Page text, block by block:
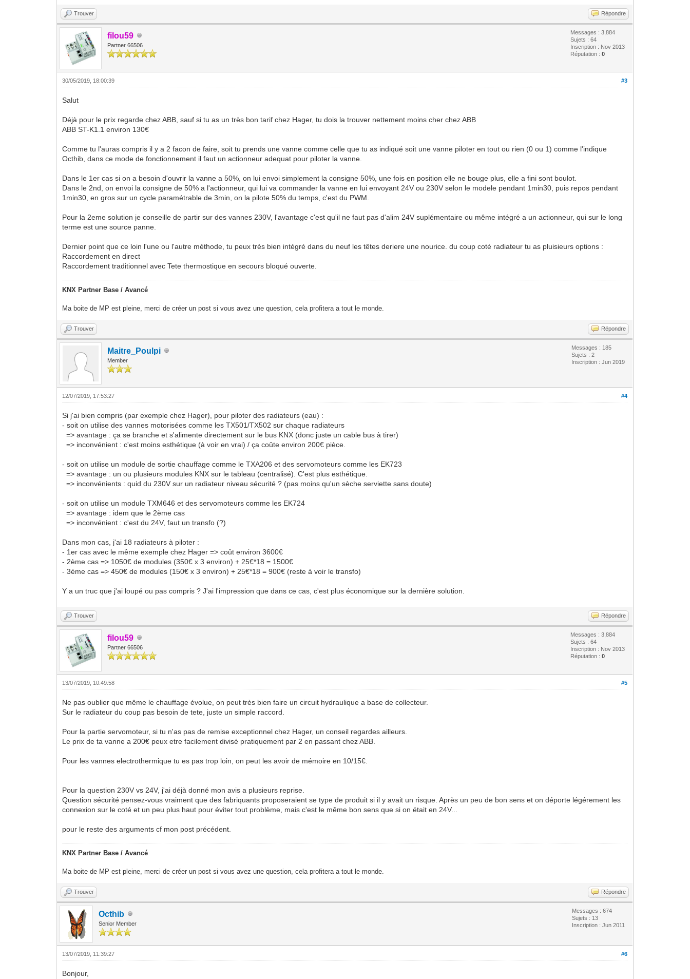
Trouver Répondre
filou59
Partner 66506
Messages : 3,884
Sujets : 64
Inscription : Nov 2013
Réputation :0
#3
30/05/2019, 18:00:39
Salut
Déjà pour le prix regarde chez ABB, sauf si tu as un très bon tarif chez Hager, tu dois la trouver nettement moins cher chez ABB
ABB ST-K1.1 environ 130€
Comme tu l'auras compris il y a 2 facon de faire, soit tu prends une vanne comme celle que tu as indiqué soit une vanne piloter en tout ou rien (0 ou 1) comme l'indique
Octhib, dans ce mode de fonctionnement il faut un actionneur adequat pour piloter la vanne.
Dans le 1er cas si on a besoin d'ouvrir la vanne a 50%, on lui envoi simplement la consigne 50%, une fois en position elle ne bouge plus, elle a fini sont boulot.
Dans le 2nd, on envoi la consigne de 50% a l'actionneur, qui lui va commander la vanne en lui envoyant 24V ou 230V selon le modele pendant 1min30, puis repos pendant
1min30, en gros sur un cycle paramétrable de 3min, on la pilote 50% du temps, c'est du PWM.
Pour la 2eme solution je conseille de partir sur des vannes 230V, l'avantage c'est qu'il ne faut pas d'alim 24V suplémentaire ou même intégré a un actionneur, qui sur le long
terme est une source panne.
Dernier point que ce loin l'une ou l'autre méthode, tu peux très bien intégré dans du neuf les têtes deriere une nourice. du coup coté radiateur tu as pluisieurs options :
Raccordement en direct
Raccordement traditionnel avec Tete thermostique en secours bloqué ouverte.
KNX Partner Base / Avancé
Ma boite de MP est pleine, merci de créer un post si vous avez une question, cela profitera a tout le monde.
Trouver Répondre
Maitre_Poulpi
Member
Messages : 185
Sujets : 2
Inscription : Jun 2019
#4
12/07/2019, 17:53:27
Si j'ai bien compris (par exemple chez Hager), pour piloter des radiateurs (eau) :
- soit on utilise des vannes motorisées comme les TX501/TX502 sur chaque radiateurs
=> avantage : ça se branche et s'alimente directement sur le bus KNX (donc juste un cable bus à tirer)
=> inconvénient : c'est moins esthétique (à voir en vrai) / ça coûte environ 200€ pièce.
- soit on utilise un module de sortie chauffage comme le TXA206 et des servomoteurs comme les EK723
=> avantage : un ou plusieurs modules KNX sur le tableau (centralisé). C'est plus esthétique.
=> inconvénients : quid du 230V sur un radiateur niveau sécurité ? (pas moins qu'un sèche serviette sans doute)
- soit on utilise un module TXM646 et des servomoteurs comme les EK724
=> avantage : idem que le 2ème cas
=> inconvénient : c'est du 24V, faut un transfo (?)
Dans mon cas, j'ai 18 radiateurs à piloter :
- 1er cas avec le même exemple chez Hager => coût environ 3600€
- 2ème cas => 1050€ de modules (350€ x 3 environ) + 25€*18 = 1500€
- 3ème cas => 450€ de modules (150€ x 3 environ) + 25€*18 = 900€ (reste à voir le transfo)
Y a un truc que j'ai loupé ou pas compris ? J'ai l'impression que dans ce cas, c'est plus économique sur la dernière solution.
Trouver Répondre
filou59
Partner 66506
Messages : 3,884
Sujets : 64
Inscription : Nov 2013
Réputation :0
#5
13/07/2019, 10:49:58
Ne pas oublier que même le chauffage évolue, on peut très bien faire un circuit hydraulique a base de collecteur.
Sur le radiateur du coup pas besoin de tete, juste un simple raccord.
Pour la partie servomoteur, si tu n'as pas de remise exceptionnel chez Hager, un conseil regardes ailleurs.
Le prix de ta vanne a 200€ peux etre facilement divisé pratiquement par 2 en passant chez ABB.
Pour les vannes electrothermique tu es pas trop loin, on peut les avoir de mémoire en 10/15€.
Pour la question 230V vs 24V, j'ai déjà donné mon avis a plusieurs reprise.
Question sécurité pensez-vous vraiment que des fabriquants proposeraient se type de produit si il y avait un risque. Après un peu de bon sens et on déporte légérement les
connexion sur le coté et un peu plus haut pour éviter tout problème, mais c'est le même bon sens que si on était en 24V...
pour le reste des arguments cf mon post précédent.
KNX Partner Base / Avancé
Ma boite de MP est pleine, merci de créer un post si vous avez une question, cela profitera a tout le monde.
Trouver Répondre
Octhib
Senior Member
Messages : 674
Sujets : 13
Inscription : Jun 2011
#6
13/07/2019, 11:39:27
Bonjour,